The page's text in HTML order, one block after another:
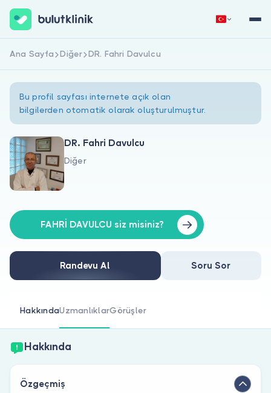
Hakkımızda
Doktorlar için
Doktor musunuz?
Hemen Kaydol
Ana Sayfa Diğer DR. Fahri Davulcu
Bu profil sayfası internete açık olan
bilgilerden otomatik olarak oluşturulmuştur.
DR. Fahri Davulcu
Diğer
FAHRİ DAVULCU siz misiniz?
Randevu Al Soru Sor
HakkındaUzmanlıklarGörüşler
Hakkında
Özgeçmiş